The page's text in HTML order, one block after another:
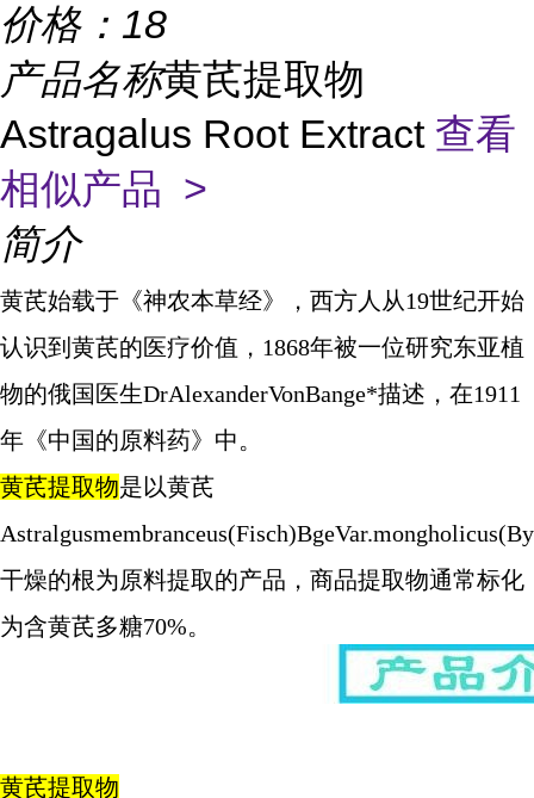
价格： 18
产品名称黄芪提取物
Astragalus Root Extract 查看
相似产品 >
简介
黄芪始载于《神农本草经》，西方人从19世纪开始
认识到黄芪的医疗价值，1868年被一位研究东亚植
物的俄国医生DrAlexanderVonBange*描述，在1911
年《中国的原料药》中。
黄芪提取物是以黄芪
干燥的根为原料提取的产品，商品提取物通常标化
为含黄芪多糖70%。
黄芪提取物